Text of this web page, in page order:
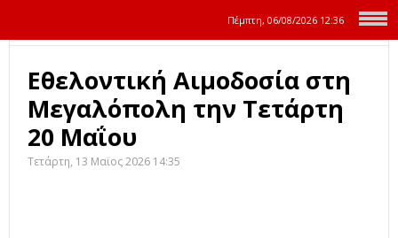
Πέμπτη, 06/08/2026 12:36
Εθελοντική Αιμοδοσία στη
Μεγαλόπολη την Τετάρτη
20 Μαΐου
Τετάρτη, 13 Μαϊος 2026 14:35